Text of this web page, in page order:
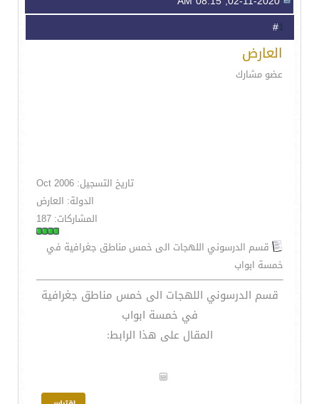
1
العارض
عضو مشارك
تاريخ التسجيل: Oct 2006
الدولة: العارض
المشاركات: 187
قسم الدرسوني اللهجات الى خمس مناطق جغرافية في
خمسة ابواب
قسم الدرسوني اللهجات الى خمس مناطق جغرافية
في خمسة ابواب
المقال على هذا الرابط: